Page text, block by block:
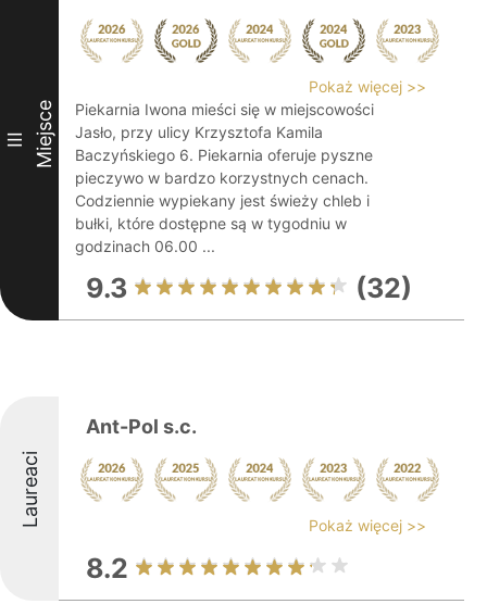
III Miejsce
Pokaż więcej >>
Piekarnia Iwona mieści się w miejscowości
Jasło, przy ulicy Krzysztofa Kamila
Baczyńskiego 6. Piekarnia oferuje pyszne
pieczywo w bardzo korzystnych cenach.
Codziennie wypiekany jest świeży chleb i
bułki, które dostępne są w tygodniu w
godzinach 06.00 ...
9.3 (32)
Laureaci
Ant-Pol s.c.
Pokaż więcej >>
8.2